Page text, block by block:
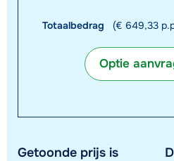
Totaalbedrag (€ 649,33
Optie
Getoonde prijs is